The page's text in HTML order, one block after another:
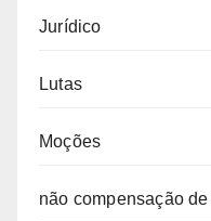
Jurídico
Lutas
Moções
não compensação